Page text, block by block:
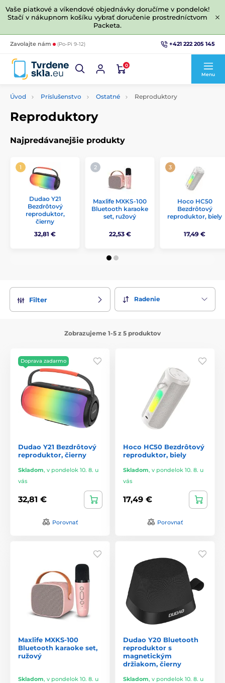
Vaše piatkové a víkendové objednávky doručíme v pondelok!
Stačí v nákupnom košíku vybrať doručenie prostredníctvom
Packeta.
Zavolajte nám (Po-Pi 9-12) +421 222 205 145
0
Menu
Úvod Príslušenstvo Ostatné Reproduktory
Reproduktory
Najpredávanejšie produkty
Dudao Y21
Bezdrôtový
reproduktor,
čierny
32,81 €
Maxlife MXKS-100
Bluetooth karaoke
set, ružový
22,53 €
Hoco HC50
Bezdrôtový
reproduktor, biely
17,49 €
Filter Radenie
Zobrazujeme 1-5 z 5 produktov
Doprava zadarmo
Dudao Y21 Bezdrôtový
reproduktor, čierny
Skladom, v pondelok 10. 8. u
vás
32,81 €
Porovnať
Hoco HC50 Bezdrôtový
reproduktor, biely
Skladom, v pondelok 10. 8. u
vás
17,49 €
Porovnať
Maxlife MXKS-100
Bluetooth karaoke set,
ružový
Skladom, v pondelok 10. 8. u
Dudao Y20 Bluetooth
reproduktor s
magnetickým
držiakom, čierny
Skladom, v pondelok 10. 8. u